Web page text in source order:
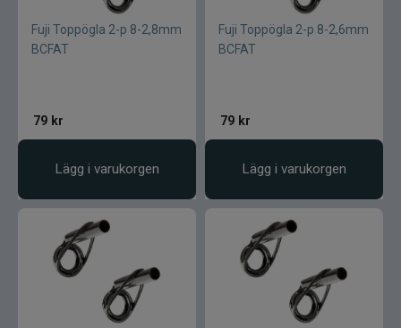
Fuji Toppögla 2-p 8-2,8mm
BCFAT
79 kr
Lägg i varukorgen
Fuji Toppögla 2-p 8-2,6mm
BCFAT
79 kr
Lägg i varukorgen